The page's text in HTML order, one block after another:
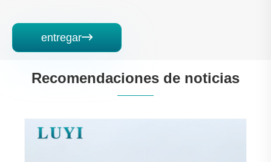
entregar
Recomendaciones de noticias